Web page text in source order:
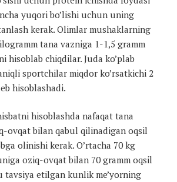
yuqori bo’lishi uchun uning
kerak. Olimlar mushaklarning
tana vazniga 1-1,5 gramm
hisoblab chiqdilar. Juda ko’plab
sportchilar miqdor ko’rsatkichi 2
hisoblashadi.
hisoblashda nafaqat tana
ovqat bilan qabul qilinadigan oqsil
olinishi kerak. O’rtacha 70 kg
oziq-ovqat bilan 70 gramm oqsil
tavsiya etilgan kunlik me’yorning